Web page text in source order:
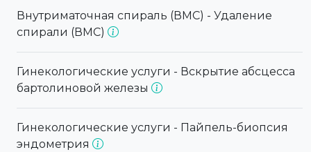
Внутриматочная спираль (ВМС) - Удаление
спирали (ВМС)
Гинекологические услуги - Вскрытие абсцесса
бартолиновой железы
Гинекологические услуги - Пайпель-биопсия
эндометрия